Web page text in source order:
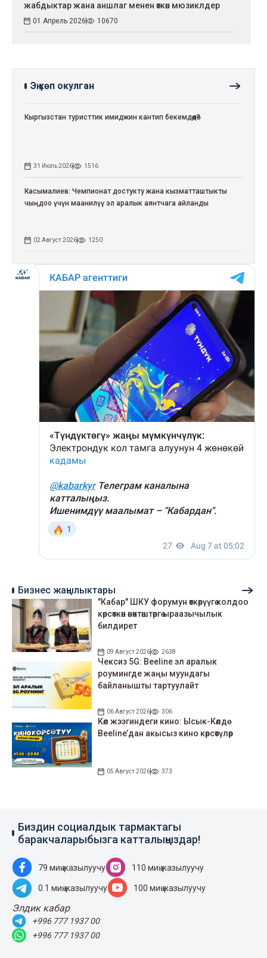
жабдыктар жана аншлаг менен өткөн мюзиклдер
01 Апрель 2026 10670
Эң көп окулган
Кыргызстан туристтик имиджин кантип бекемдөөдө?
31 Июль 2026 1516
Касымалиев: Чемпионат достукту жана кызматташтыкты
чыңдоо үчүн маанилүү эл аралык аянтчага айланды
02 Август 2026 1250
Бизнес жаңылыктары
"Кабар" ШКУ форумун өткөрүүгө колдоо
көрсөткөн өнөктөштөргө ыраазычылык
билдирет
09 Август 2026 2638
Чексиз 5G: Beeline эл аралык
роумингде жаңы муундагы
байланышты тартуулайт
06 Август 2026 306
Көл жээгиндеги кино: Ысык-Көлдө
Beeline’дан акысыз кино көрсөтүлөр
05 Август 2026 373
Биздин социалдык тармактагы
баракчаларыбызга катталыңыздар!
79 миң жазылуучу 110 миң жазылуучу
0.1 миң жазылуучу 100 миң жазылуучу
Элдик кабар
+996 777 1937 00
+996 777 1937 00